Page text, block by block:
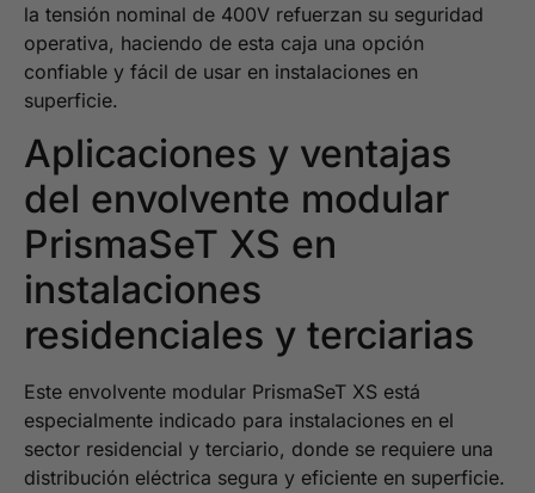
la tensión nominal de 400V refuerzan su seguridad
operativa, haciendo de esta caja una opción
confiable y fácil de usar en instalaciones en
superficie.
Aplicaciones y ventajas
del envolvente modular
PrismaSeT XS en
instalaciones
residenciales y terciarias
Este envolvente modular PrismaSeT XS está
especialmente indicado para instalaciones en el
sector residencial y terciario, donde se requiere una
distribución eléctrica segura y eficiente en superficie.